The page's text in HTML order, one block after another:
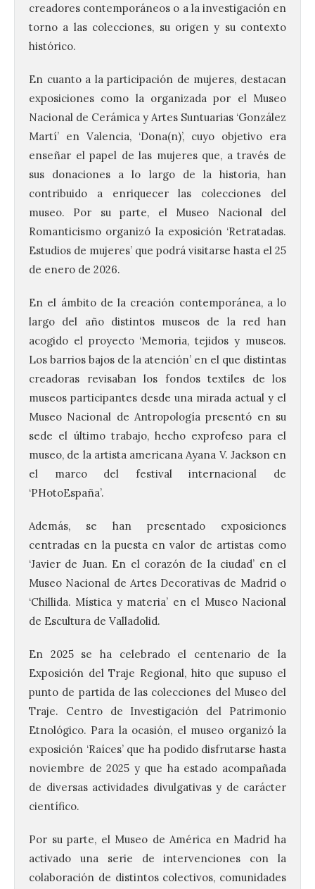
creadores contemporáneos o a la investigación en
torno a las colecciones, su origen y su contexto
histórico.
En cuanto a la participación de mujeres, destacan
exposiciones como la organizada por el Museo
Nacional de Cerámica y Artes Suntuarias ‘González
Martí’ en Valencia, ‘Dona(n)’, cuyo objetivo era
enseñar el papel de las mujeres que, a través de
sus donaciones a lo largo de la historia, han
contribuido a enriquecer las colecciones del
museo. Por su parte, el Museo Nacional del
Romanticismo organizó la exposición ‘Retratadas.
Estudios de mujeres’ que podrá visitarse hasta el 25
de enero de 2026.
En el ámbito de la creación contemporánea, a lo
largo del año distintos museos de la red han
acogido el proyecto ‘Memoria, tejidos y museos.
Los barrios bajos de la atención’ en el que distintas
creadoras revisaban los fondos textiles de los
museos participantes desde una mirada actual y el
Museo Nacional de Antropología presentó en su
sede el último trabajo, hecho exprofeso para el
museo, de la artista americana Ayana V. Jackson en
el marco del festival internacional de
‘PHotoEspaña’.
Además, se han presentado exposiciones
centradas en la puesta en valor de artistas como
‘Javier de Juan. En el corazón de la ciudad’ en el
Museo Nacional de Artes Decorativas de Madrid o
‘Chillida. Mística y materia’ en el Museo Nacional
de Escultura de Valladolid.
En 2025 se ha celebrado el centenario de la
Exposición del Traje Regional, hito que supuso el
punto de partida de las colecciones del Museo del
Traje. Centro de Investigación del Patrimonio
Etnológico. Para la ocasión, el museo organizó la
exposición ‘Raíces’ que ha podido disfrutarse hasta
noviembre de 2025 y que ha estado acompañada
de diversas actividades divulgativas y de carácter
científico.
Por su parte, el Museo de América en Madrid ha
activado una serie de intervenciones con la
colaboración de distintos colectivos, comunidades